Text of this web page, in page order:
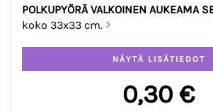
POLKUPYÖRÄ VALKOINEN AUKEAMA
koko 33x33 cm.
0,30 €